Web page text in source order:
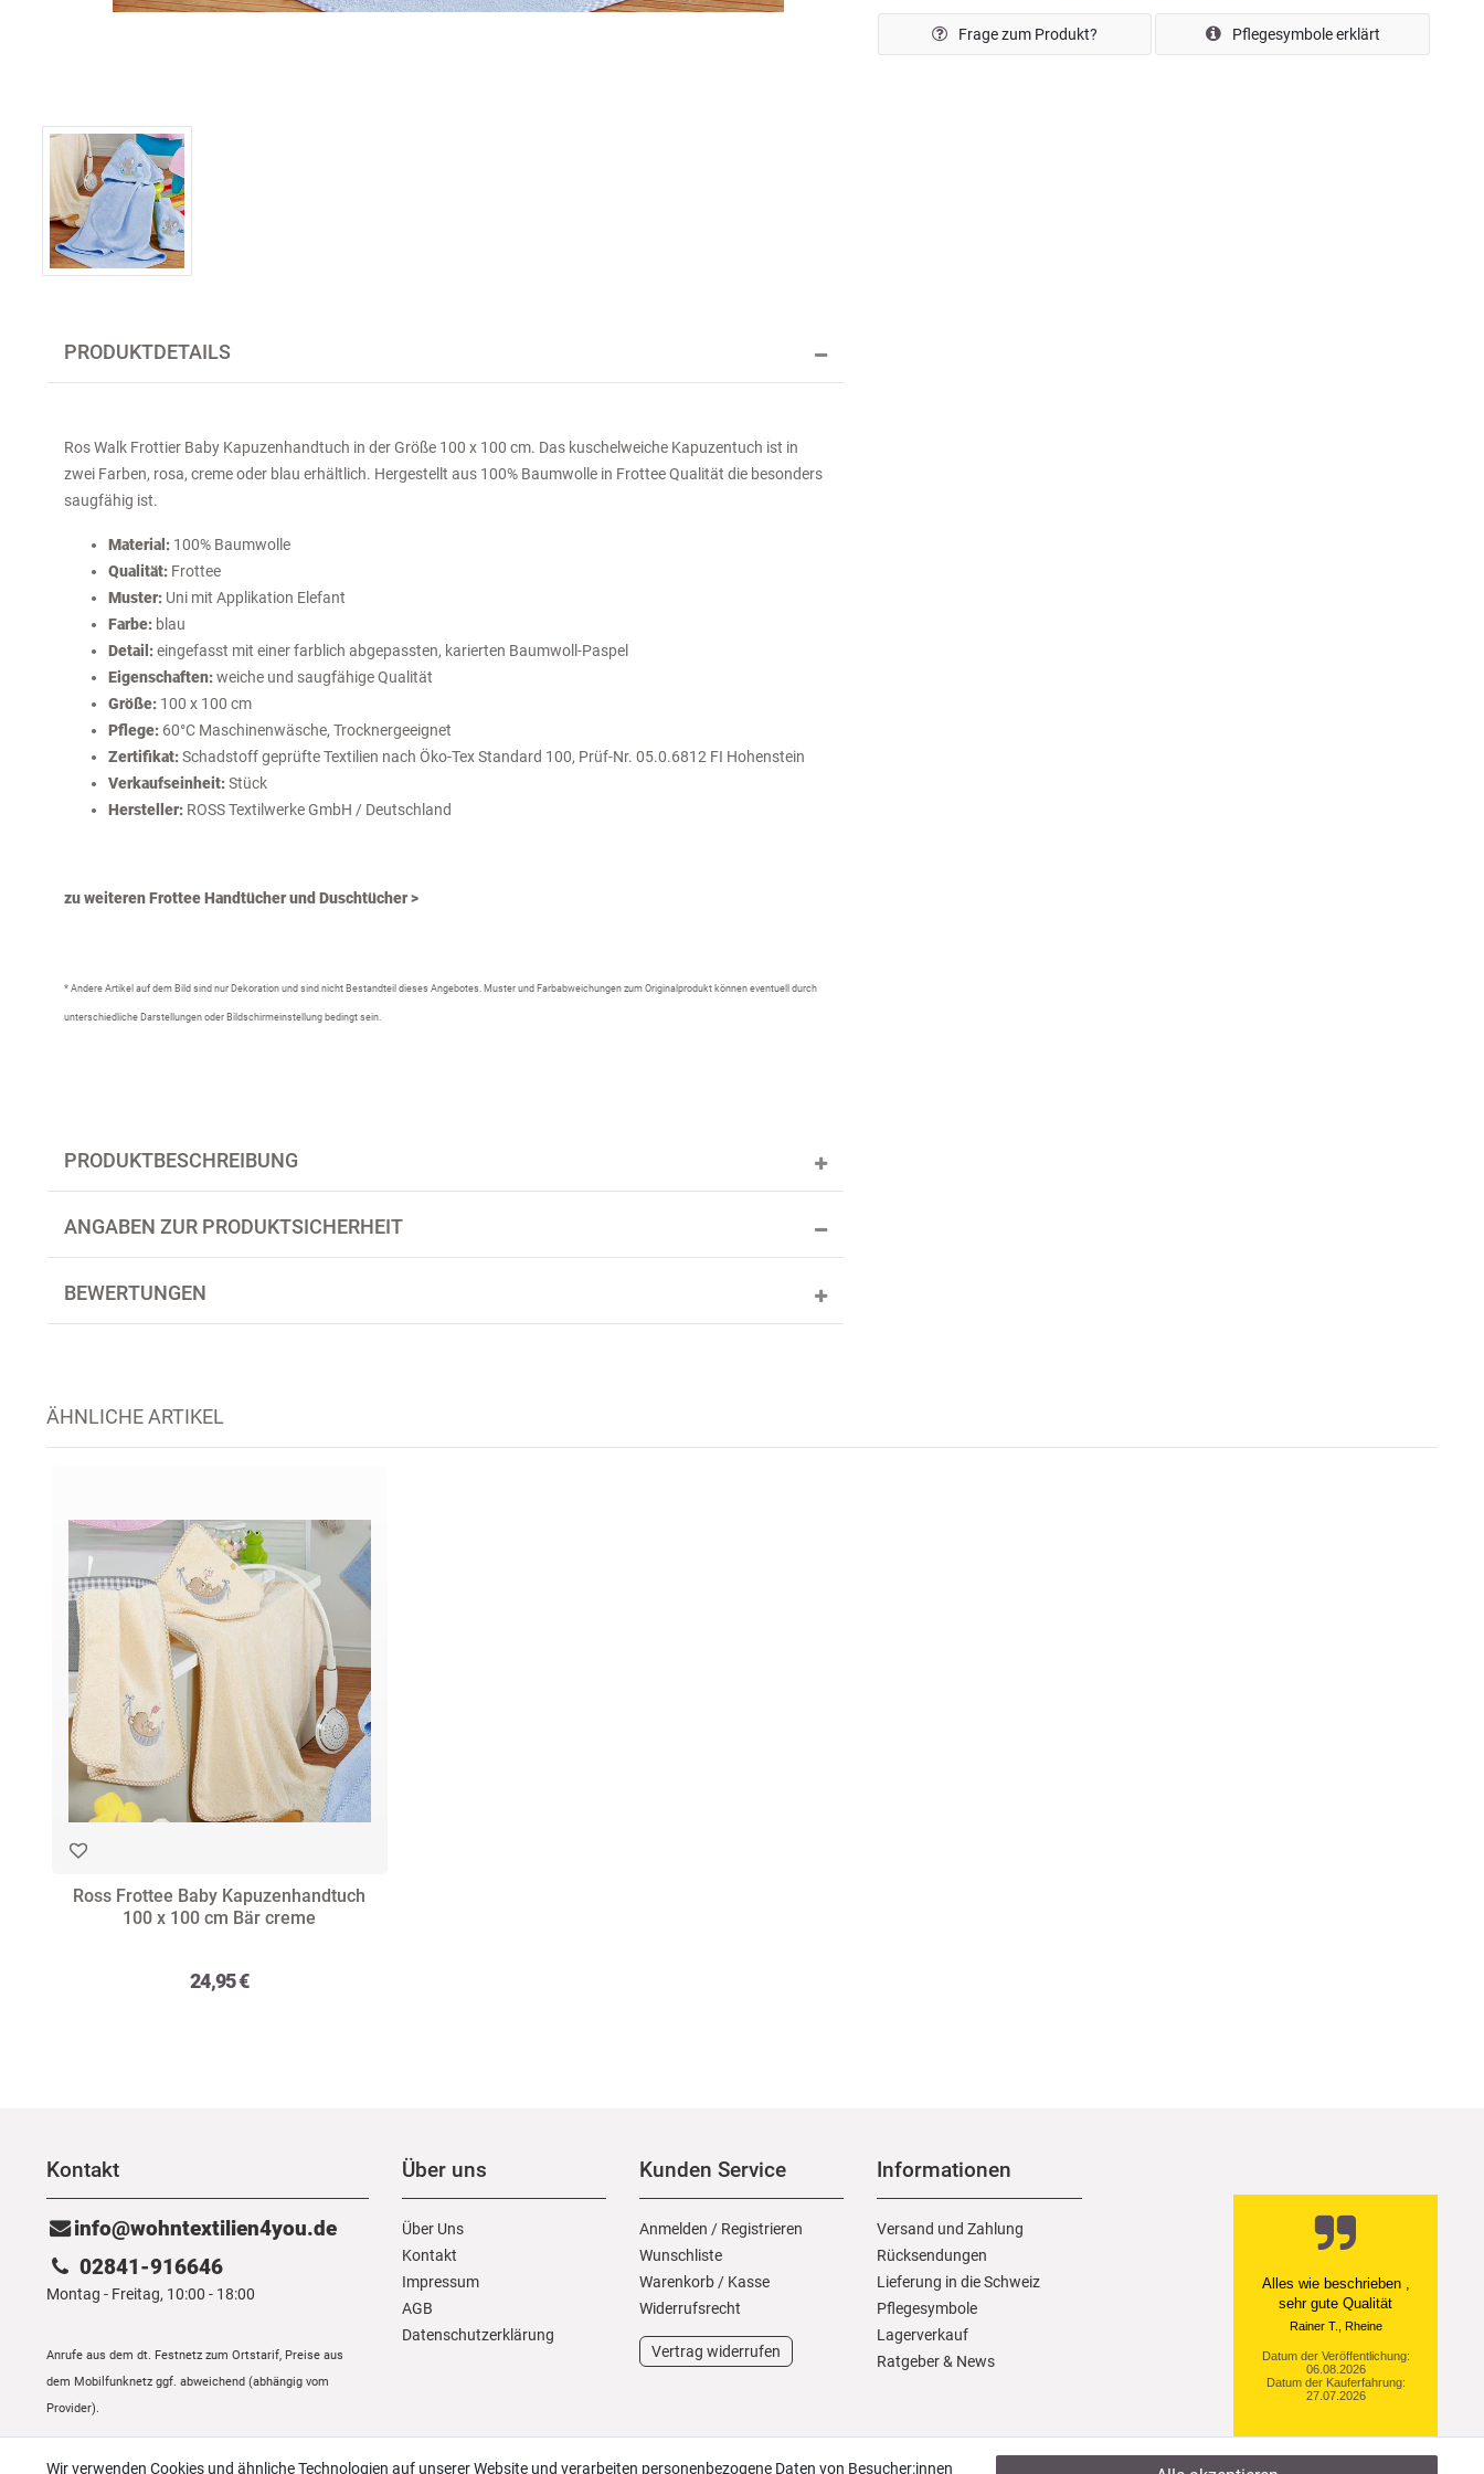
Frage zum Produkt? Pflegesymbole erklärt
PRODUKTDETAILS
Ros Walk Frottier Baby Kapuzenhandtuch in der Größe 100 x 100 cm. Das kuschelweiche Kapuzentuch ist in
zwei Farben, rosa, creme oder blau erhältlich. Hergestellt aus 100% Baumwolle in Frottee Qualität die besonders
saugfähig ist.
Material:100% Baumwolle
Qualität: Frottee
Muster:Uni mit Applikation Elefant
Farbe:blau
Detail:eingefasst mit einer farblich abgepassten, karierten Baumwoll-Paspel
Eigenschaften:weiche und saugfähige Qualität
Größe: 100 x 100 cm
Pflege:60°C Maschinenwäsche, Trocknergeeignet
Zertifikat:Schadstoff geprüfte Textilien nach Öko-Tex Standard 100, Prüf-Nr. 05.0.6812 FI Hohenstein
Verkaufseinheit:Stück
Hersteller: ROSS Textilwerke GmbH / Deutschland
zu weiteren Frottee Handtücher und Duschtücher >
* Andere Artikel auf dem Bild sind nur Dekoration und sind nicht Bestandteil dieses Angebotes. Muster und Farbabweichungen zum Originalprodukt können eventuell durch
unterschiedliche Darstellungen oder Bildschirmeinstellung bedingt sein.
PRODUKTBESCHREIBUNG
ANGABEN ZUR PRODUKTSICHERHEIT
BEWERTUNGEN
ÄHNLICHE ARTIKEL
Ross Frottee Baby Kapuzenhandtuch
100 x 100 cm Bär creme
24,95 €
Kontakt
info@wohntextilien4you.de
02841-916646
Montag - Freitag, 10:00 - 18:00
Anrufe aus dem dt. Festnetz zum Ortstarif, Preise aus
dem Mobilfunknetz ggf. abweichend (abhängig vom
Provider).
Über uns
Über Uns
Kontakt
Impressum
AGB
Daten­schutz­erklärung
Kunden Service
Anmelden / Registrieren
Wunschliste
Warenkorb / Kasse
Widerrufs­recht
Vertrag widerrufen
Informationen
Versand und Zahlung
Rücksendungen
Lieferung in die Schweiz
Pflegesymbole
Lagerverkauf
Ratgeber & News
Alles wie beschrieben ,
sehr gute Qualität
Rainer T., Rheine
Datum der Veröffentlichung:
06.08.2026
Datum der Kauferfahrung:
27.07.2026
Wir verwenden Cookies und ähnliche Technologien auf unserer Website und verarbeiten personenbezogene Daten von Besucher:innen